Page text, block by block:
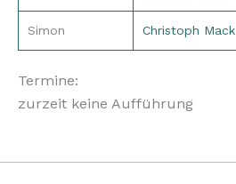
Simon Christoph Mack
Termine:
zurzeit keine Aufführung